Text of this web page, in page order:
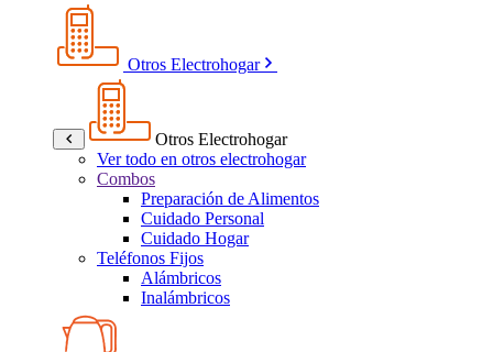
Otros Electrohogar
Otros Electrohogar
Ver todo en otros electrohogar
Combos
Preparación de Alimentos
Cuidado Personal
Cuidado Hogar
Teléfonos Fijos
Alámbricos
Inalámbricos